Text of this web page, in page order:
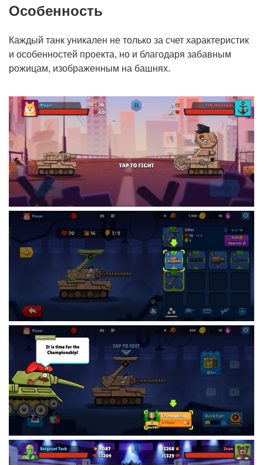
Особенность
Каждый танк уникален не только за счет характеристик
и особенностей проекта, но и благодаря забавным
рожицам, изображенным на башнях.